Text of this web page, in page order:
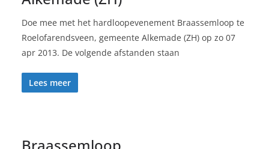
Doe mee met het hardloopevenement Braassemloop te
Roelofarendsveen, gemeente Alkemade (ZH) op zo 07
apr 2013. De volgende afstanden staan
Lees meer